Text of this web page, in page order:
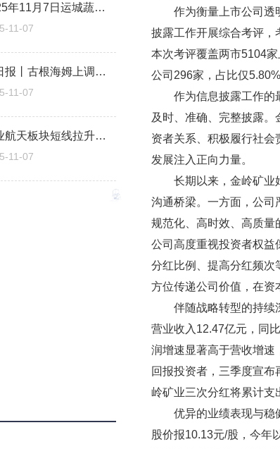
2025年11月7日运城蔬菜批发市场有限公司价格行情 热点聚焦
11-07
今日报丨古根海姆上调礼来目标价至1036美元
11-07
商业航天板块短线拉升，上海沪工直线涨停 报资讯
11-07
作为衡量上市公司透
披露工作开展综合考评，
本次考评覆盖两市5104
公司296家，占比仅5.80%
作为信息披露工作的
及时、准确、完整披露
资者关系、积极履行社
发展注入正向力量。
长期以来，金岭矿业
沟通桥梁。一方面，公司
规范化、高时效、高质量
公司高度重视投资者权益
分红比例、提高分红频次
方位传递公司价值，在资
伴随战略转型的持续
营业收入12.47亿元，同
润增速显著高于营收增速
回报投资者，三季度宣
岭矿业三次分红将累计支
优异的业绩表现与稳
股价报10.13元/股，今年